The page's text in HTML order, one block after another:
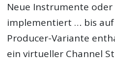
Neue Instrumente
implementiert … bis
Producer-Variante
ein virtueller Channel